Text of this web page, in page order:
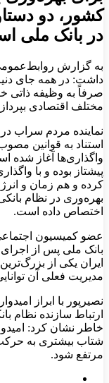
کشور، دو
در بانک ملی
به گزارش روابط‌عمومی
داشت: در همه جای دنیا
صرفاً به وظیفه ذاتی
مختلف اقتصادی
نماینده مردم سراب
استناد به قوانین
واگذاری‌ها آغاز شده
پیشتاز بوده و با
کرده و هم زمان و
بهره‌وری در نظام
اختصاص داده است.
عضو کمیسیون
بانک ملی پس از اجرای
ایران یکی از
مدیریت فعلی آن
نصیرپور با ابراز
ارتباط سازنده نظام
خاطر نشان کرد:
شتاب بیشتری به
مرتفع شود.